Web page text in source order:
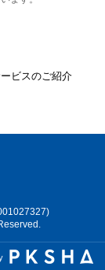
ビスのご紹介